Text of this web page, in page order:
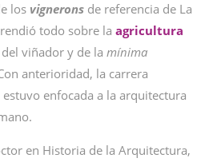
los vignerons de referencia de La
todo sobre la agricultura
viñador y de la mínima
anterioridad, la carrera
enfocada a la arquitectura
en Historia de la Arquitectura,